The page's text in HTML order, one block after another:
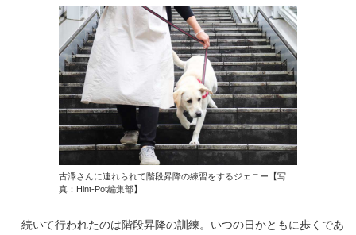
古澤さんに連れられて階段昇降の練習をするジェニー【写
真：Hint-Pot編集部】
続いて行われたのは階段昇降の訓練。いつの日かともに歩くであ